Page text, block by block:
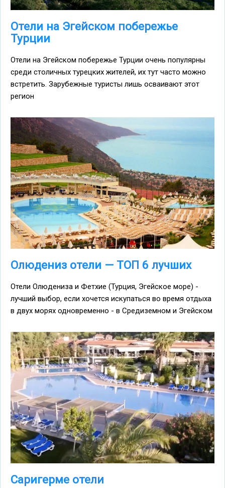
Отели на Эгейском побережье
Турции
Отели на Эгейском побережье Турции очень популярны
среди столичных турецких жителей, их тут часто можно
встретить. Зарубежные туристы лишь осваивают этот
регион
Олюдениз отели — ТОП 6 лучших
Отели Олюдениза и Фетхие (Турция, Эгейское море) -
лучший выбор, если хочется искупаться во время отдыха
в двух морях одновременно - в Средиземном и Эгейском
Саригерме отели